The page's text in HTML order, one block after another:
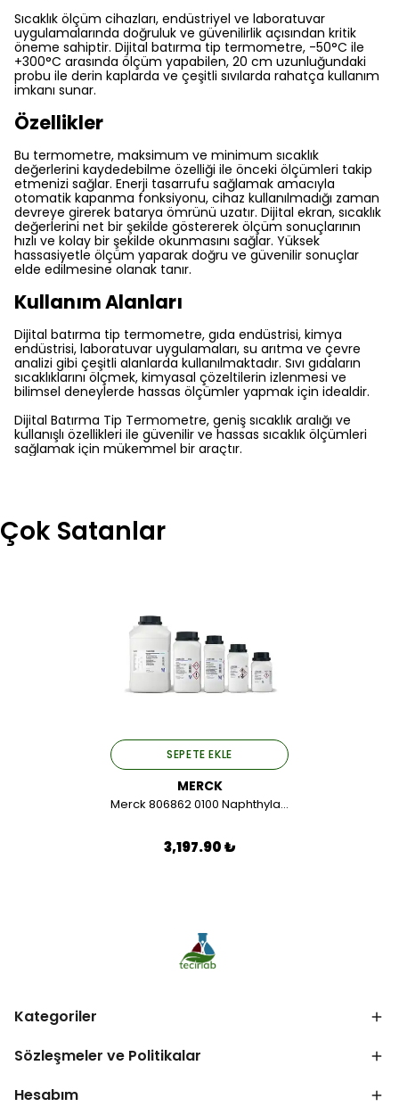
Sıcaklık ölçüm cihazları, endüstriyel ve laboratuvar
uygulamalarında doğruluk ve güvenilirlik açısından kritik
öneme sahiptir. Dijital batırma tip termometre, -50°C ile
+300°C arasında ölçüm yapabilen, 20 cm uzunluğundaki
probu ile derin kaplarda ve çeşitli sıvılarda rahatça kullanım
imkanı sunar.
Özellikler
Bu termometre, maksimum ve minimum sıcaklık
değerlerini kaydedebilme özelliği ile önceki ölçümleri takip
etmenizi sağlar. Enerji tasarrufu sağlamak amacıyla
otomatik kapanma fonksiyonu, cihaz kullanılmadığı zaman
devreye girerek batarya ömrünü uzatır. Dijital ekran, sıcaklık
değerlerini net bir şekilde göstererek ölçüm sonuçlarının
hızlı ve kolay bir şekilde okunmasını sağlar. Yüksek
hassasiyetle ölçüm yaparak doğru ve güvenilir sonuçlar
elde edilmesine olanak tanır.
Kullanım Alanları
Dijital batırma tip termometre, gıda endüstrisi, kimya
endüstrisi, laboratuvar uygulamaları, su arıtma ve çevre
analizi gibi çeşitli alanlarda kullanılmaktadır. Sıvı gıdaların
sıcaklıklarını ölçmek, kimyasal çözeltilerin izlenmesi ve
bilimsel deneylerde hassas ölçümler yapmak için idealdir.
Dijital Batırma Tip Termometre, geniş sıcaklık aralığı ve
kullanışlı özellikleri ile güvenilir ve hassas sıcaklık ölçümleri
sağlamak için mükemmel bir araçtır.
Çok Satanlar
SEPETE EKLE
MERCK
Merck 806862 0100 Naphthylacetic Acid for synthesis 100 GR.
3,197.90 ₺
Kategoriler
Sözleşmeler ve Politikalar
Hesabım